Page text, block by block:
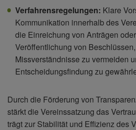
Verfahrensregelungen: Klare
Kommunikation innerhalb des
die Einreichung von Anträgen
Veröffentlichung von
Missverständnisse zu vermeiden
Entscheidungsfindung zu
Durch die Förderung von
stärkt die Vereinssatzung das
trägt zur Stabilität und Effizienz des